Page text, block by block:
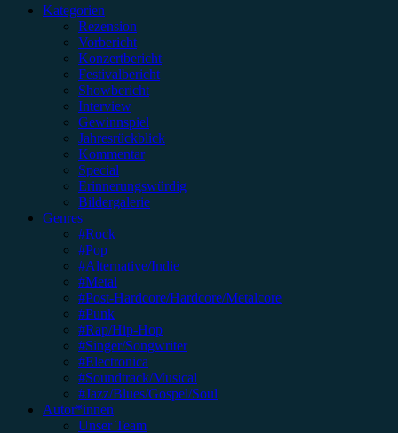
Kategorien
Rezension
Vorbericht
Konzertbericht
Festivalbericht
Showbericht
Interview
Gewinnspiel
Jahresrückblick
Kommentar
Special
Erinnerungswürdig
Bildergalerie
Genres
#Rock
#Pop
#Alternative/Indie
#Metal
#Post-Hardcore/Hardcore/Metalcore
#Punk
#Rap/Hip-Hop
#Singer/Songwriter
#Electronica
#Soundtrack/Musical
#Jazz/Blues/Gospel/Soul
Autor*innen
Unser Team